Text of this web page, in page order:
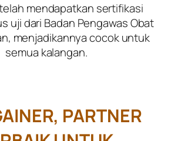
mendapatkan sertifikasi
uji dari Badan Pengawas Obat
menjadikannya cocok untuk
semua kalangan.
PARTNER